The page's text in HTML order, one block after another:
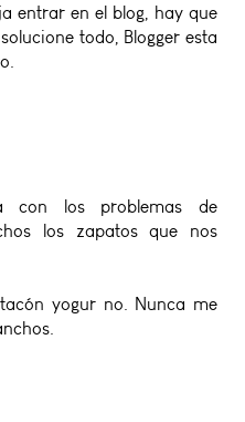
entrar en el blog, hay que
todo, Blogger esta
con los problemas de
los zapatos que nos
yogur no. Nunca me